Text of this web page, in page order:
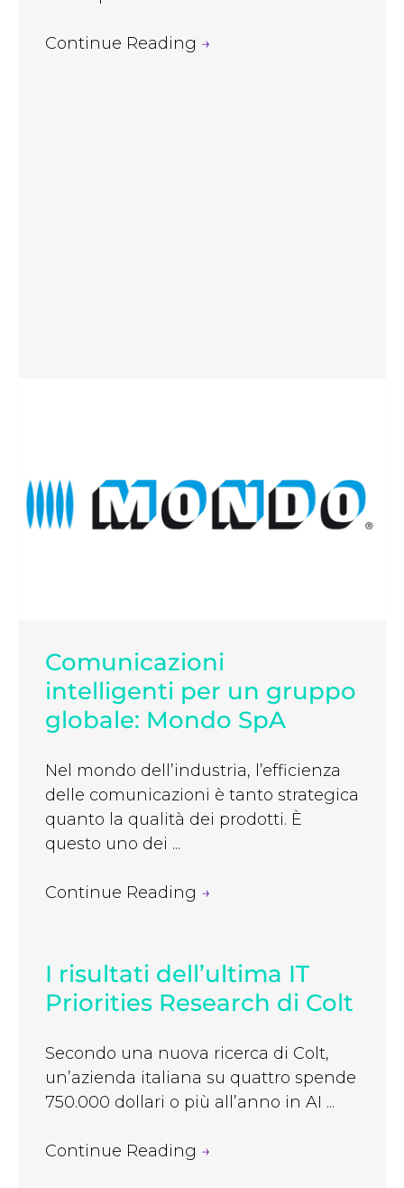
Continue Reading →
Comunicazioni
intelligenti per un gruppo
globale: Mondo SpA
Nel mondo dell’industria, l’efficienza
delle comunicazioni è tanto strategica
quanto la qualità dei prodotti. È
questo uno dei ...
Continue Reading →
I risultati dell’ultima IT
Priorities Research di Colt
Secondo una nuova ricerca di Colt,
un’azienda italiana su quattro spende
750.000 dollari o più all’anno in AI ...
Continue Reading →